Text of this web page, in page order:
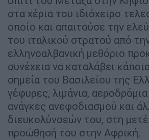
στα χέρια του ιδιόχειρο
οποίο και απαιτούσε την
του ιταλικού στρατού από
ελληνοαλβανική μεθόριο
συνέχεια να καταλάβει
σημεία του Βασιλείου της
γέφυρες, λιμάνια, αεροδρόμια
ανάγκες ανεφοδιασμού και
διευκολύνσεών του, στη
προώθησή του στην Αφρική.